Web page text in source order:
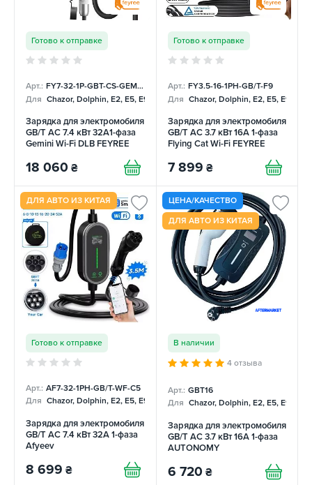
Готово к отправке
Арт.: FY7-32-1P-GBT-CS-GEM-DLB
Для Chazor, Dolphin, E2, E5, E9, Mercedes
Зарядка для электромобиля
GB/T AC 7.4 кВт 32A1-фаза
Gemini Wi-Fi DLB FEYREE
18 060 ₴
Готово к отправке
Арт.: FY3.5-16-1PH-GB/T-F9
Для Chazor, Dolphin, E2, E5, E9,
Зарядка для электромобиля
GB/T AC 3.7 кВт 16А 1-фаза
Flying Cat Wi-Fi FEYREE
7 899 ₴
ДЛЯ АВТО ИЗ КИТАЯ
Готово к отправке
Арт.: AF7-32-1PH-GB/T-WF-С5
Для Chazor, Dolphin, E2, E5, E9, Mercedes
Зарядка для электромобиля
GB/T AC 7.4 кВт 32А 1-фаза
Afyeev
8 699 ₴
ЦЕНА/КАЧЕСТВО
ДЛЯ АВТО ИЗ КИТАЯ
В наличии
4 отзыва
Арт.: GBT16
Для Chazor, Dolphin, E2, E5, E9,
Зарядка для электромобиля
GB/T AC 3.7 кВт 16А 1-фаза
AUTONOMY
6 720 ₴